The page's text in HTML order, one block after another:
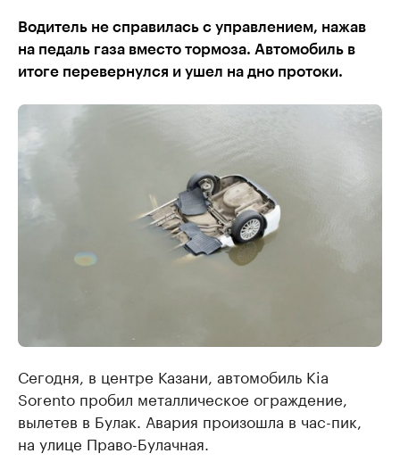
Водитель не справилась с управлением, нажав
на педаль газа вместо тормоза. Автомобиль в
итоге перевернулся и ушел на дно протоки.
Сегодня, в центре Казани, автомобиль Kia
Sorento пробил металлическое ограждение,
вылетев в Булак. Авария произошла в час-пик,
на улице Право-Булачная.